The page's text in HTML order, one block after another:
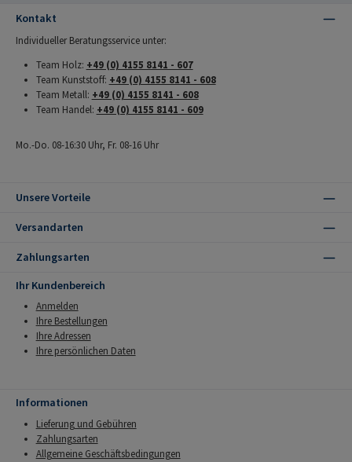
Kontakt
Individueller Beratungsservice unter:
Team Holz: +49 (0) 4155 8141 - 607
Team Kunststoff: +49 (0) 4155 8141 - 608
Team Metall: +49 (0) 4155 8141 - 608
Team Handel: +49 (0) 4155 8141 - 609
Mo.-Do. 08-16:30 Uhr, Fr. 08-16 Uhr
Unsere Vorteile
Versandarten
Zahlungsarten
Ihr Kundenbereich
Anmelden
Ihre Bestellungen
Ihre Adressen
Ihre persönlichen Daten
Informationen
Lieferung und Gebühren
Zahlungsarten
Allgemeine Geschäftsbedingungen